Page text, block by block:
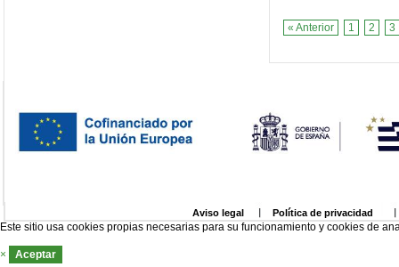
« Anterior 1 2 3
Aviso legal Política de privacidad
Este sitio usa cookies propias necesarias para su funcionamiento y cookies de
× Aceptar